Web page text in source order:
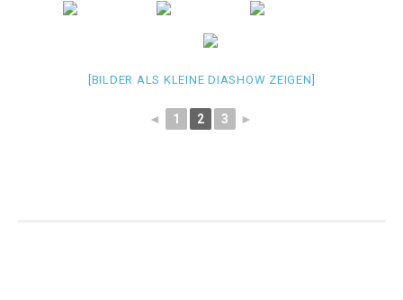
[BILDER ALS KLEINE DIASHOW ZEIGEN]
◄ 1 2 3 ►